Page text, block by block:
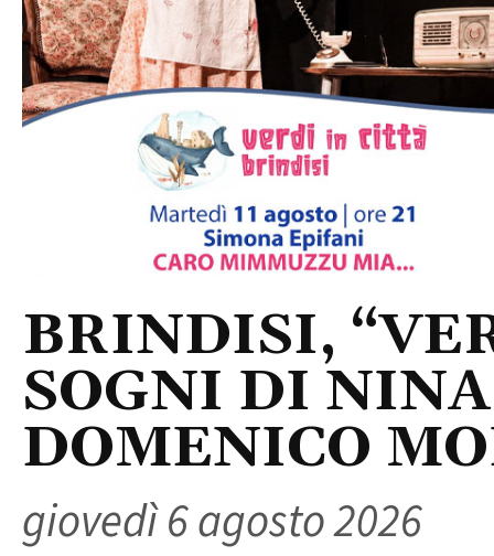
BRINDISI,
SOGNI DI
DOMENICO
giovedì 6 agosto 2026